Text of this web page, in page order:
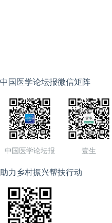
中国医学论坛报微信矩阵
中国医学论坛报 壹生
助力乡村振兴帮扶行动